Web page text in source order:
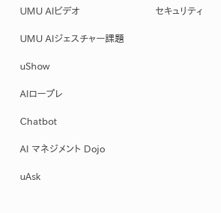
UMU AIビデオ
UMU AIジェスチャー課題
uShow
AIロープレ
Chatbot
AI マネジメント Dojo
uAsk
セキュリティ